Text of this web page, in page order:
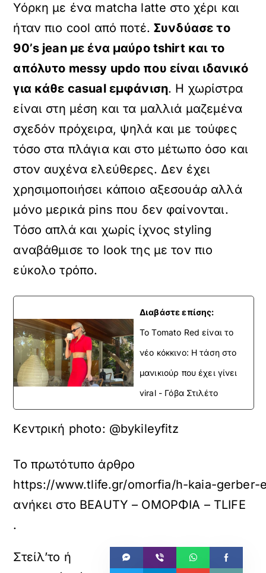
Υόρκη με ένα matcha latte στο χέρι και
ήταν πιο cool από ποτέ. Συνδύασε το
90’s jean με ένα μαύρο tshirt και το
απόλυτο messy updo που είναι ιδανικό
για κάθε casual εμφάνιση. Η χωρίστρα
είναι στη μέση και τα μαλλιά μαζεμένα
σχεδόν πρόχειρα, ψηλά και με τούφες
τόσο στα πλάγια και στο μέτωπο όσο και
στον αυχένα ελεύθερες. Δεν έχει
χρησιμοποιήσει κάποιο αξεσουάρ αλλά
μόνο μερικά pins που δεν φαίνονται.
Τόσο απλά και χωρίς ίχνος styling
αναβάθμισε το look της με τον πιο
εύκολο τρόπο.
Διαβάστε επίσης:
To Tomato Red είναι το
νέο κόκκινο: Η τάση στο
μανικιούρ που έχει γίνει
viral - Γόβα Στιλέτο
Κεντρική photo: @bykileyfitz
Το πρωτότυπο άρθρο
https://www.tlife.gr/omorfia/h-kaia-
ανήκει στο BEAUTY – ΟΜΟΡΦΙΑ – TLIFE
.